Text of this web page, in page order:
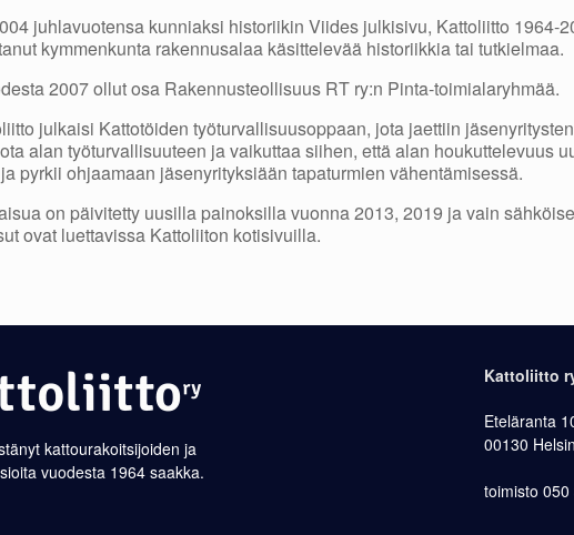
juhlavuotensa kunniaksi historiikin Viides julkisivu, Kattoliitto 1964-
kymmenkunta rakennusalaa käsittelevää historiikkia tai tutkielmaa.
2007 ollut osa Rakennusteollisuus RT ry:n Pinta-toimialaryhmää.
julkaisi Kattotöiden työturvallisuusoppaan, jota jaettiin
alan työturvallisuuteen ja vaikuttaa siihen, että alan houkuttelevuus
pyrkii ohjaamaan jäsenyrityksiään tapaturmien vähentämisessä.
on päivitetty uusilla painoksilla vuonna 2013, 2019 ja vain
ovat luettavissa Kattoliiton kotisivuilla.
kattourakoitsijoiden ja
vuodesta 1964 saakka.
Kattoliitto
Eteläranta
00130
toimisto